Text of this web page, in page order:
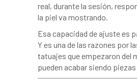
real, durante la sesión,
la piel va mostrando.
Esa capacidad de ajuste es
Y es una de las razones por
tatuajes que empezaron del
pueden acabar siendo